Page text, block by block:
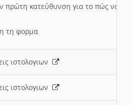
πρώτη κατεύθυνση για το πώς να
τη φορμα
ιστολογιων
ιστολογιων